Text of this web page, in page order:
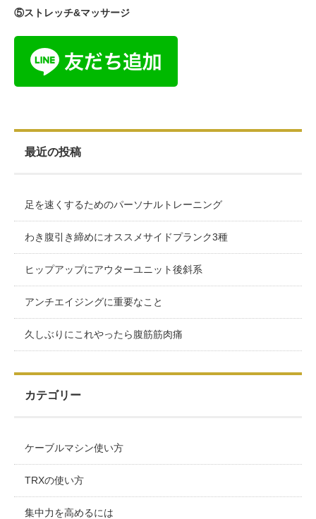
⑤ストレッチ&マッサージ
最近の投稿
足を速くするためのパーソナルトレーニング
わき腹引き締めにオススメサイドプランク3種
ヒップアップにアウターユニット後斜系
アンチエイジングに重要なこと
久しぶりにこれやったら腹筋筋肉痛
カテゴリー
ケーブルマシン使い方
TRXの使い方
集中力を高めるには